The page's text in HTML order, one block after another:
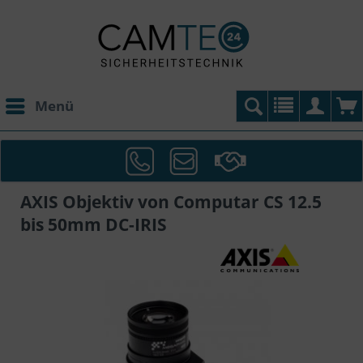
Menü
AXIS Objektiv von Computar CS 12.5
bis 50mm DC-IRIS